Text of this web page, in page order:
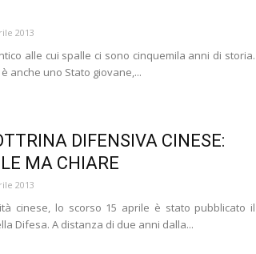
2013
alle cui spalle ci sono cinquemila anni di storia.
anche uno Stato giovane,...
DIFENSIVA CINESE:
MA CHIARE
2013
cinese, lo scorso 15 aprile è stato pubblicato il
Difesa. A distanza di due anni dalla...